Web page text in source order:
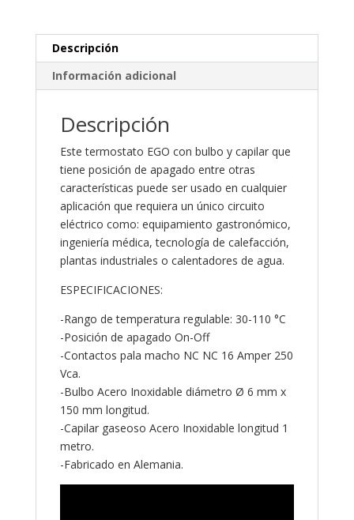
Descripción
Información adicional
Descripción
Este termostato EGO con bulbo y capilar que
tiene posición de apagado entre otras
características puede ser usado en cualquier
aplicación que requiera un único circuito
eléctrico como: equipamiento gastronómico,
ingeniería médica, tecnología de calefacción,
plantas industriales o calentadores de agua.
ESPECIFICACIONES:
-Rango de temperatura regulable: 30-110 °C
-Posición de apagado On-Off
-Contactos pala macho NC NC 16 Amper 250
Vca.
-Bulbo Acero Inoxidable diámetro Ø 6 mm x
150 mm longitud.
-Capilar gaseoso Acero Inoxidable longitud 1
metro.
-Fabricado en Alemania.